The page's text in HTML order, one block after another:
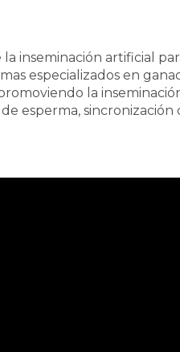
inseminación artificial
especializados en
la
esperma, sincronización